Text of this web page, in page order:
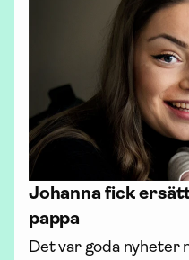
Johanna fick
pappa
Det var goda nyheter